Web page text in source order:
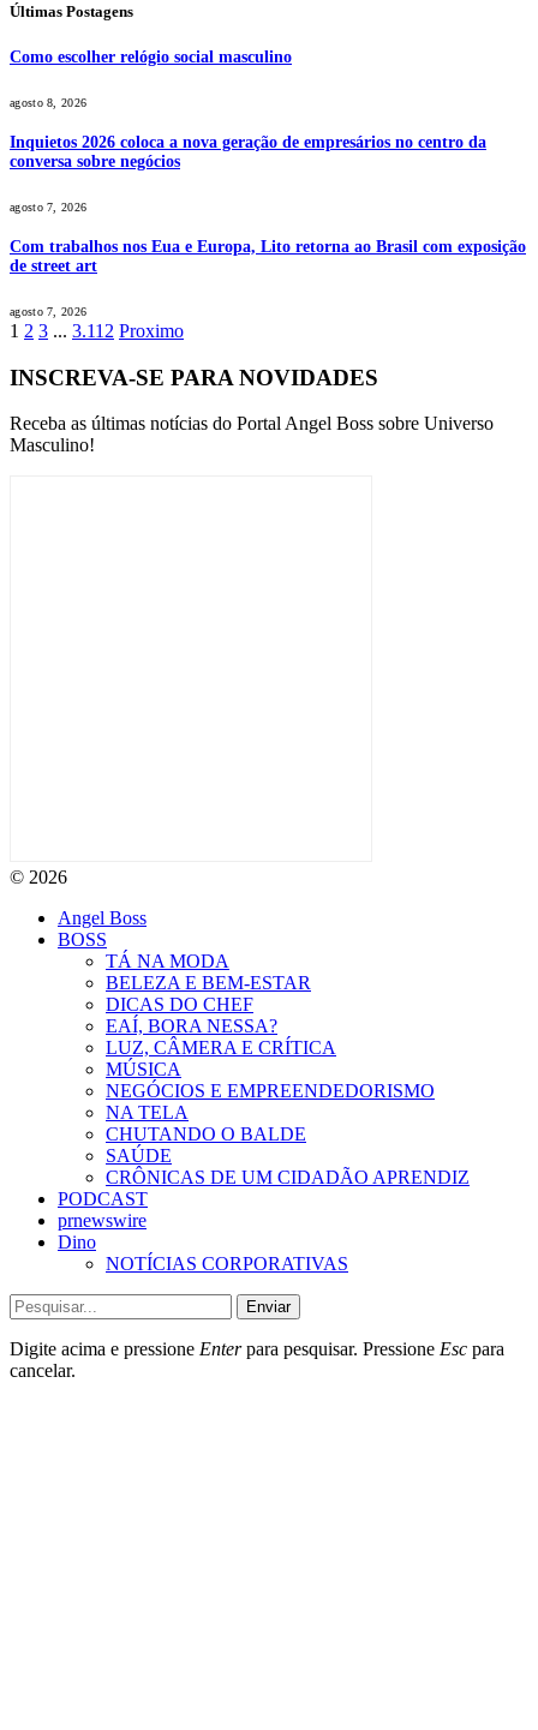
Últimas Postagens
Como escolher relógio social masculino
agosto 8, 2026
Inquietos 2026 coloca a nova geração de empresários no centro da
conversa sobre negócios
agosto 7, 2026
Com trabalhos nos Eua e Europa, Lito retorna ao Brasil com exposição
de street art
agosto 7, 2026
1 2 3 ... 3.112 Proximo
INSCREVA-SE PARA NOVIDADES
Receba as últimas notícias do Portal Angel Boss sobre Universo
Masculino!
© 2026
Angel Boss
BOSS
TÁ NA MODA
BELEZA E BEM-ESTAR
DICAS DO CHEF
EAÍ, BORA NESSA?
LUZ, CÂMERA E CRÍTICA
MÚSICA
NEGÓCIOS E EMPREENDEDORISMO
NA TELA
CHUTANDO O BALDE
SAÚDE
CRÔNICAS DE UM CIDADÃO APRENDIZ
PODCAST
prnewswire
Dino
NOTÍCIAS CORPORATIVAS
Enviar
Digite acima e pressione Enterpara pesquisar. Pressione Esc para
cancelar.